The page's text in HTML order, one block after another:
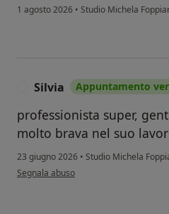
1 agosto 2026 • Studio Michela
Silvia Appuntamento
professionista super,
molto brava nel suo
23 giugno 2026 • Studio Michela
secondo l'opinione dell'utente Silvia
Segnala abuso